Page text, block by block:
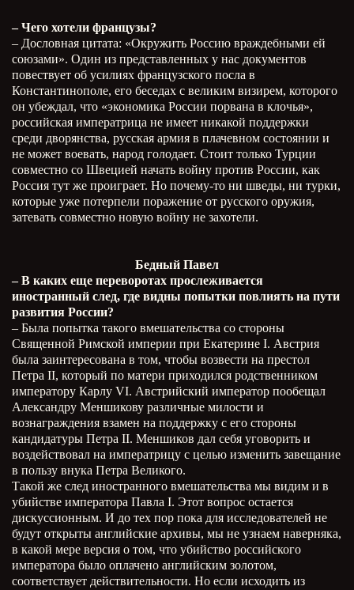
– Чего хотели французы?
– Дословная цитата: «Окружить Россию враждебными ей
союзами». Один из представленных у нас документов
повествует об усилиях французского посла в
Константинополе, его беседах с великим визирем, которого
он убеждал, что «экономика России порвана в клочья»,
российская императрица не имеет никакой поддержки
среди дворянства, русская армия в плачевном состоянии и
не может воевать, народ голодает. Стоит только Турции
совместно со Швецией начать войну против России, как
Россия тут же проиграет. Но почему-то ни шведы, ни турки,
которые уже потерпели поражение от русского оружия,
затевать совместно новую войну не захотели.
Бедный Павел
– В каких еще переворотах прослеживается
иностранный след, где видны попытки повлиять на пути
развития России?
– Была попытка такого вмешательства со стороны
Священной Римской империи при Екатерине I. Австрия
была заинтересована в том, чтобы возвести на престол
Петра II, который по матери приходился родственником
императору Карлу VI. Австрийский император пообещал
Александру Меншикову различные милости и
вознаграждения взамен на поддержку с его стороны
кандидатуры Петра II. Меншиков дал себя уговорить и
воздействовал на императрицу с целью изменить завещание
в пользу внука Петра Великого.
Такой же след иностранного вмешательства мы видим и в
убийстве императора Павла I. Этот вопрос остается
дискуссионным. И до тех пор пока для исследователей не
будут открыты английские архивы, мы не узнаем наверняка,
в какой мере версия о том, что убийство российского
императора было оплачено английским золотом,
соответствует действительности. Но если исходить из